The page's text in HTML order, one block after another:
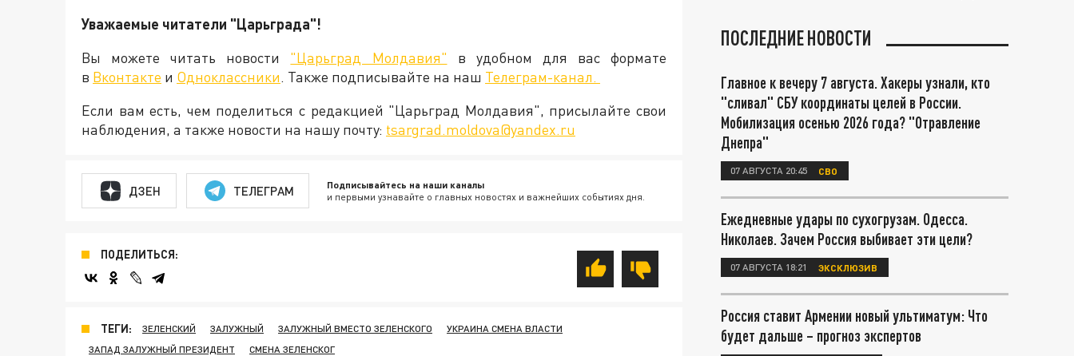
Уважаемые читатели "Царьграда"!
Вы можете читать новости "Царьград Молдавия" в удобном для вас формате
в Вконтакте и Одноклассники. Также подписывайте на наш Телеграм-канал.
Если вам есть, чем поделиться с редакцией "Царьград Молдавия", присылайте свои
наблюдения, а также новости на нашу почту: tsargrad.moldova@yandex.ru
ДЗЕН ТЕЛЕГРАМ Подписывайтесь на наши каналы
и первыми узнавайте о главных новостях и важнейших событиях дня.
ПОДЕЛИТЬСЯ:
ТЕГИ: ЗЕЛЕНСКИЙ ЗАЛУЖНЫЙ ЗАЛУЖНЫЙ ВМЕСТО ЗЕЛЕНСКОГО
УКРАИНА СМЕНА ВЛАСТИ
ЗАПАД ЗАЛУЖНЫЙ ПРЕЗИДЕНТ
СМЕНА ЗЕЛЕНСКОГ
ПОСЛЕДНИЕ НОВОСТИ
Главное к вечеру 7 августа. Хакеры узнали, кто
"сливал" СБУ координаты целей в России.
Мобилизация осенью 2026 года? "Отравление
Днепра"
07 АВГУСТА 20:45 СВО
Ежедневные удары по сухогрузам. Одесса.
Николаев. Зачем Россия выбивает эти цели?
07 АВГУСТА 18:21 ЭКСКЛЮЗИВ
Россия ставит Армении новый ультиматум: Что
будет дальше – прогноз экспертов